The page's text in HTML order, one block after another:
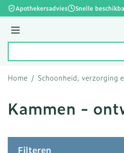
Ga naar de inhoud
Apothekersadvies Snelle
Menu
Home / Schoonheid, verzorging
Kammen -
Filteren